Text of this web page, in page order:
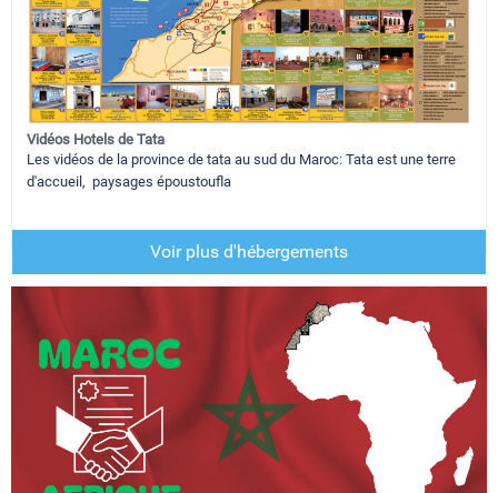
Vidéos Hotels de Tata
Les vidéos de la province de tata au sud du Maroc: Tata est une terre
d'accueil, paysages époustoufla
Voir plus d'hébergements